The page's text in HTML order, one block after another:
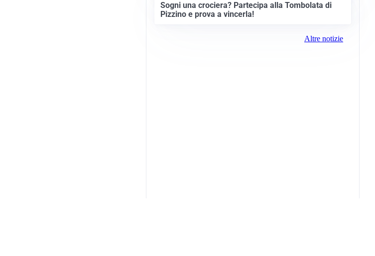
Sogni una crociera? Partecipa alla Tombolata di
Pizzino e prova a vincerla!
Altre notizie